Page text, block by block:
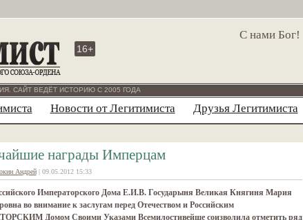
С нами Бог!
16+
САЙТ ВЕДЁТ ИСТОРИЮ С 2005 ГОДА
Новости от Легитимиста Друзья Легитимиста
награды Имперцам
Андрей| 09.05.2012 15:33
Императорского Дома Е.И.В. Государыня Великая Княгиня Мария
во внимание к заслугам перед Отечеством и Российским
Домом Своими Указами Всемилостивейше соизволила отметить ряд